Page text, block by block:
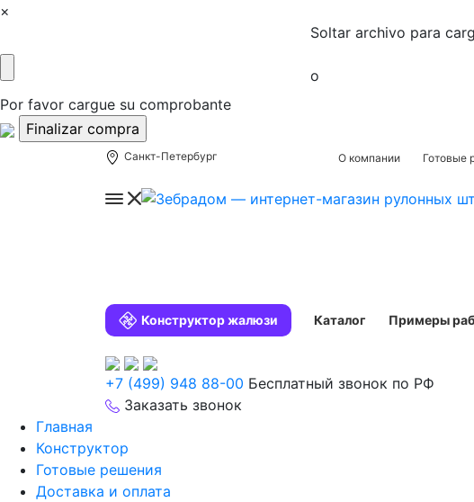
×
Soltar archivo para
o
Por favor cargue su comprobante
Санкт-Петербург О компании Готовые
Конструктор жалюзи Каталог Примеры
+7 (499) 948 88-00 Бесплатный звонок по РФ
Заказать звонок
Главная
Конструктор
Готовые решения
Доставка и оплата